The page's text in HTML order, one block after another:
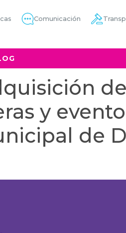
Comunicación
y
de